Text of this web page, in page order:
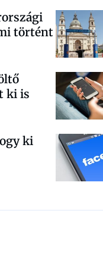
történt
ki is
ki